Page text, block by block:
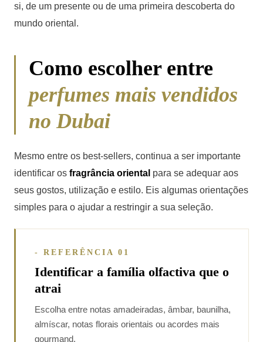
si, de um presente ou de uma primeira descoberta do
mundo oriental.
Como escolher entre
perfumes mais vendidos
no Dubai
Mesmo entre os best-sellers, continua a ser importante
identificar os fragrância oriental para se adequar aos
seus gostos, utilização e estilo. Eis algumas orientações
simples para o ajudar a restringir a sua seleção.
- REFERÊNCIA 01
Identificar a família olfactiva que o
atrai
Escolha entre notas amadeiradas, âmbar, baunilha,
almíscar, notas florais orientais ou acordes mais
gourmand.